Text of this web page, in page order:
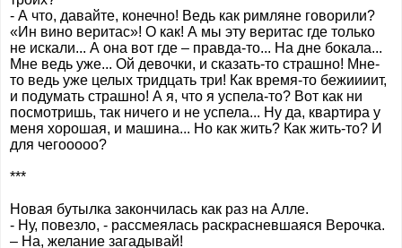
- А что, давайте, конечно! Ведь как римляне говорили?
«Ин вино веритас»! О как! А мы эту веритас где только
не искали... А она вот где – правда-то... На дне бокала...
Мне ведь уже... Ой девочки, и сказать-то страшно! Мне-
то ведь уже целых тридцать три! Как время-то бежиииит,
и подумать страшно! А я, что я успела-то? Вот как ни
посмотришь, так ничего и не успела... Ну да, квартира у
меня хорошая, и машина... Но как жить? Как жить-то? И
для чегооооо?
***
Новая бутылка закончилась как раз на Алле.
- Ну, повезло, - рассмеялась раскрасневшаяся Верочка.
– На, желание загадывай!